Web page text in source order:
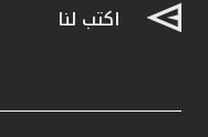
اكتب لنا